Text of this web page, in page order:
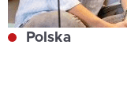
Polska